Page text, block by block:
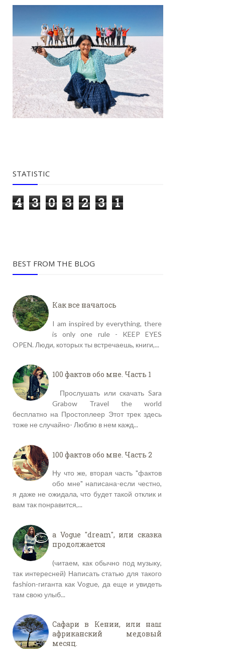
STATISTIC
4 3 0 3 2 3 1
BEST FROM THE BLOG
Как все началось
I am inspired by everything, there
is only one rule - KEEP EYES
OPEN. Люди, которых ты встречаешь, книги,...
100 фактов обо мне. Часть 1
Прослушать или скачать Sara
Grabow Travel the world
бесплатно на Простоплеер Этот трек здесь
тоже не случайно- Люблю в нем кажд...
100 фактов обо мне. Часть 2
Ну что же, вторая часть "фактов
обо мне" написана-если честно,
я даже не ожидала, что будет такой отклик и
вам так понравится,...
a Vogue "dream", или сказка
продолжается
(читаем, как обычно под музыку,
так интересней) Написать статью для такого
fashion-гиганта как Vogue, да еще и увидеть
там свою улыб...
Сафари в Кении, или наш
африканский медовый
месяц.